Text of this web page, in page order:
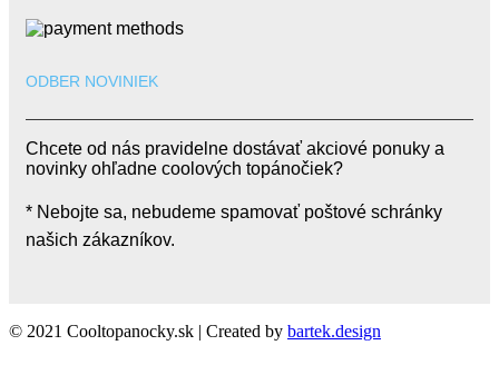
ODBER NOVINIEK
Chcete od nás pravidelne dostávať akciové ponuky a
novinky ohľadne coolových topánočiek?
* Nebojte sa, nebudeme spamovať poštové schránky
našich zákazníkov.
© 2021 Cooltopanocky.sk | Created by bartek.design